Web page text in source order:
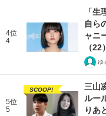
4位
4
「
自ら
ャニ
（
ゆ
5位
5
SCOOP!
三山
ルー
りあ